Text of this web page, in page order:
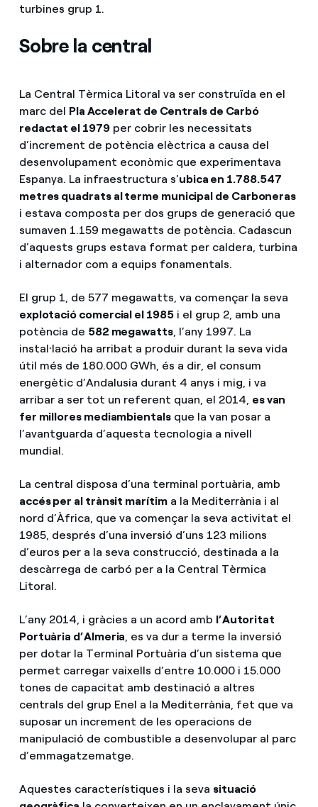
turbines grup 1.
Sobre la central
La Central Tèrmica Litoral va ser construïda en el
marc del Pla Accelerat de Centrals de Carbó
redactat el 1979per cobrir les necessitats
d’increment de potència elèctrica a causa del
desenvolupament econòmic que experimentava
Espanya. La infraestructura s’ubica en 1.788.547
metres quadrats al terme municipal de Carboneras
i estava composta per dos grups de generació que
sumaven 1.159 megawatts de potència. Cadascun
d’aquests grups estava format per caldera, turbina
i alternador com a equips fonamentals.
El grup 1, de 577 megawatts, va començar la seva
explotació comercial el 1985i el grup 2, amb una
potència de 582 megawatts, l’any 1997. La
instal·lació ha arribat a produir durant la seva vida
útil més de 180.000 GWh, és a dir, el consum
energètic d’Andalusia durant 4 anys i mig, i va
arribar a ser tot un referent quan, el 2014, es van
fer millores mediambientalsque la van posar a
l’avantguarda d’aquesta tecnologia a nivell
mundial.
La central disposa d’una terminal portuària, amb
accés per al trànsit marítima la Mediterrània i al
nord d’Àfrica, que va començar la seva activitat el
1985, després d’una inversió d’uns 123 milions
d’euros per a la seva construcció, destinada a la
descàrrega de carbó per a la Central Tèrmica
Litoral.
L’any 2014, i gràcies a un acord amb l’Autoritat
Portuària d’Almeria, es va dur a terme la inversió
per dotar la Terminal Portuària d’un sistema que
permet carregar vaixells d’entre 10.000 i 15.000
tones de capacitat amb destinació a altres
centrals del grup Enel a la Mediterrània, fet que va
suposar un increment de les operacions de
manipulació de combustible a desenvolupar al parc
d’emmagatzematge.
Aquestes característiques i la seva situació